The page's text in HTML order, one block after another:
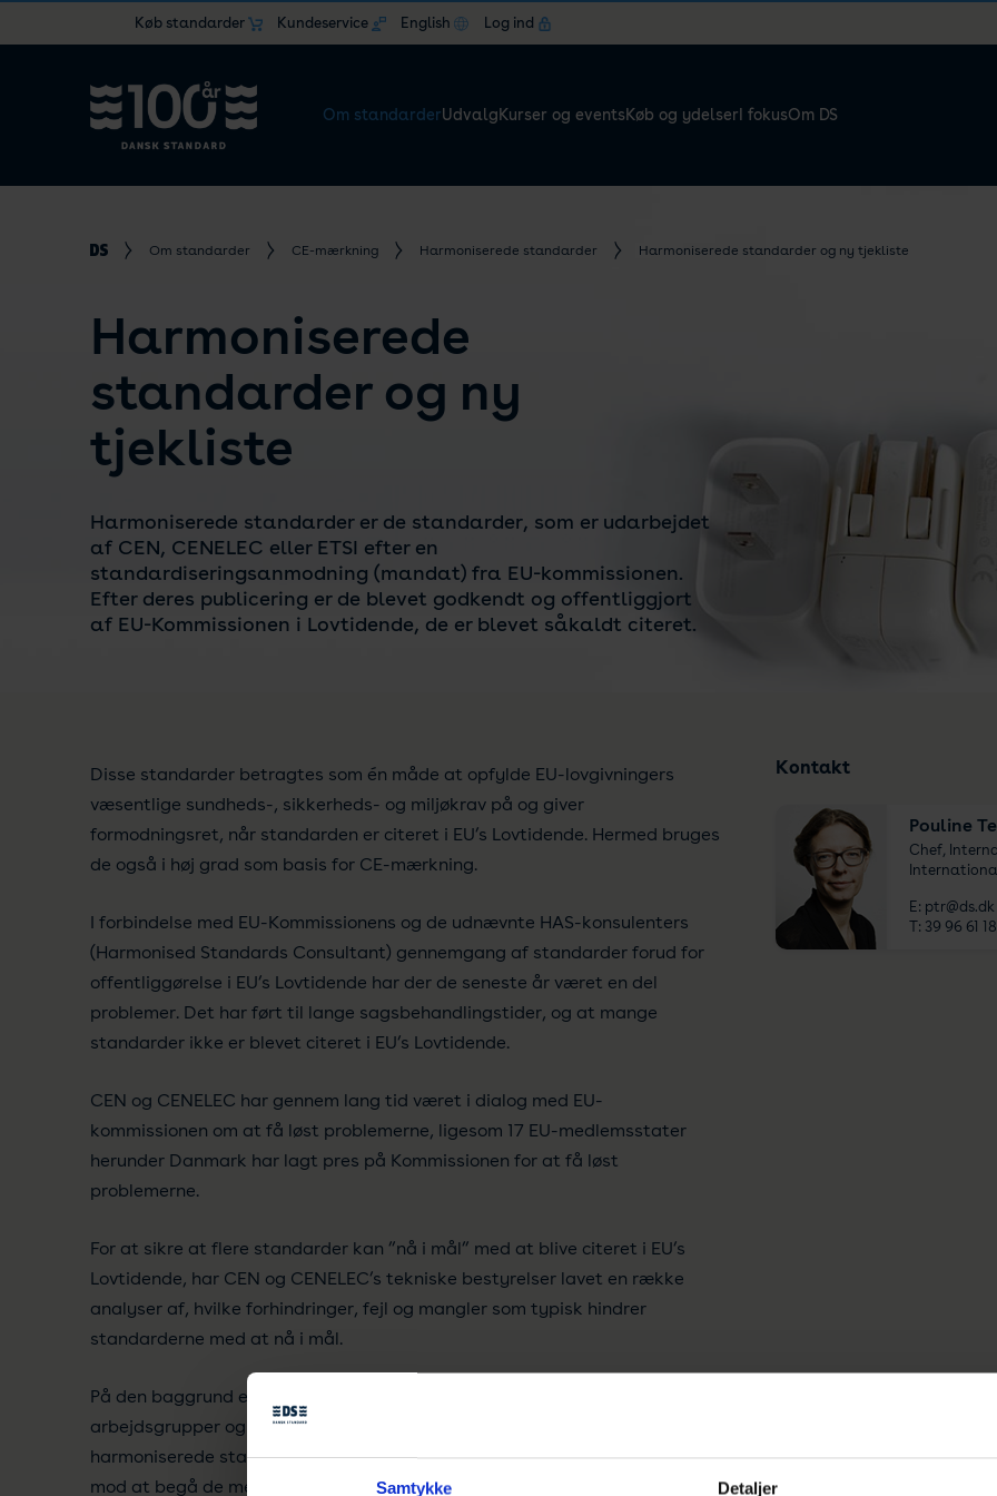
Samtykke Detaljer
Køb standarder Kundeservice English Log ind
Om standarderUdvalgKurser og eventsKøb og ydelser I fokusOm DS
Om standarder CE-mærkning Harmoniserede standarder Harmoniserede standarder og ny tjekliste
Harmoniserede
standarder og ny
tjekliste
Harmoniserede standarder er de standarder, som er udarbejdet
af CEN, CENELEC eller ETSI efter en
standardiseringsanmodning (mandat) fra EU-kommissionen.
Efter deres publicering er de blevet godkendt og offentliggjort
af EU-Kommissionen i Lovtidende, de er blevet såkaldt citeret.
Disse standarder betragtes som én måde at opfylde EU-lovgivningers
væsentlige sundheds-, sikkerheds- og miljøkrav på og giver
formodningsret, når standarden er citeret i EU’s Lovtidende. Hermed bruges
de også i høj grad som basis for CE-mærkning.
I forbindelse med EU-Kommissionens og de udnævnte HAS-konsulenters
(Harmonised Standards Consultant) gennemgang af standarder forud for
offentliggørelse i EU’s Lovtidende har der de seneste år været en del
problemer. Det har ført til lange sagsbehandlingstider, og at mange
standarder ikke er blevet citeret i EU’s Lovtidende.
CEN og CENELEC har gennem lang tid været i dialog med EU-
kommissionen om at få løst problemerne, ligesom 17 EU-medlemsstater
herunder Danmark har lagt pres på Kommissionen for at få løst
problemerne.
For at sikre at flere standarder kan ”nå i mål” med at blive citeret i EU’s
Lovtidende, har CEN og CENELEC’s tekniske bestyrelser lavet en række
analyser af, hvilke forhindringer, fejl og mangler som typisk hindrer
standarderne med at nå i mål.
På den baggrund er der blevet udarbejdet en
arbejdsgrupper og tekniske komitéer skal bruge, når de udarbejder
harmoniserede standarder. Ved at bruge listen kan eksperterne sikre sig
mod at begå de mest klassiske fejl og efterleve de formelle administrative
Kontakt
Pouline
Chef,
E: ptr@ds.dk
T: 39 96 61 18